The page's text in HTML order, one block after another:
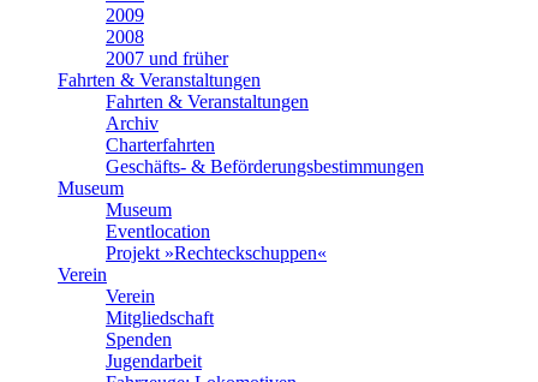
2009
2008
2007 und früher
Fahrten & Veranstaltungen
Fahrten & Veranstaltungen
Archiv
Charterfahrten
Geschäfts- & Beförderungsbestimmungen
Museum
Museum
Eventlocation
Projekt »Rechteckschuppen«
Verein
Verein
Mitgliedschaft
Spenden
Jugendarbeit